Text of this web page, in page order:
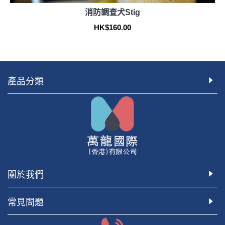
消防調查犬Stig
HK$160.00
產品分類
關於我們
常見問題